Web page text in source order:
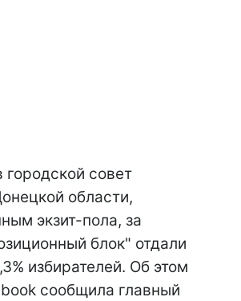
совет
области,
экзит-пола, за
блок" отдали
избирателей. Об этом
сообщила главный